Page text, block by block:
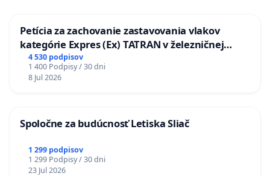
Petícia za zachovanie zastavovania vlakov
kategórie Expres (Ex) TATRAN v železničnej
stanici Púchov
4 530 podpisov
1 400 Podpisy / 30 dni
8 Jul 2026
Spoločne za budúcnosť Letiska Sliač
1 299 podpisov
1 299 Podpisy / 30 dni
23 Jul 2026